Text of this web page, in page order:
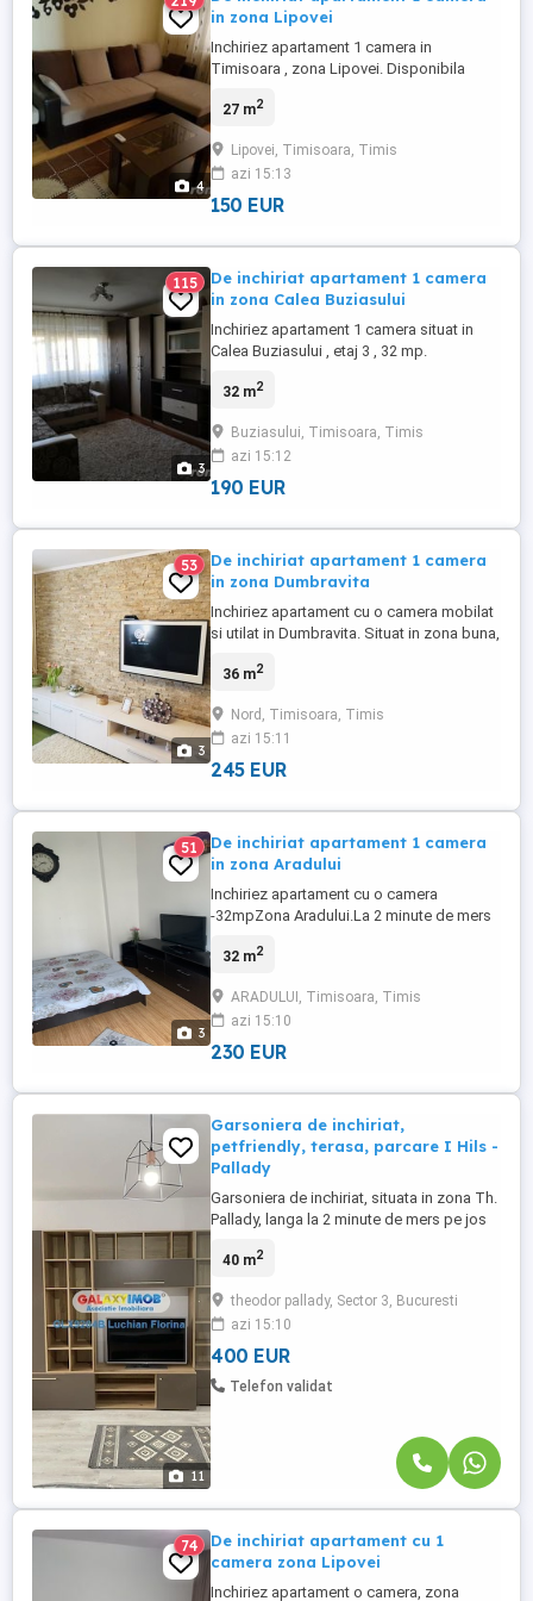
4
in zona Lipovei
Inchiriez apartament 1 camera in
Timisoara , zona Lipovei. Disponibila
etajul 2 avand o suprafata de 27 mp.
anunt!
27 m2
Lipovei, Timisoara, Timis
azi 15:13
150 EUR
3
115
De inchiriat apartament 1 camera
in zona Calea Buziasului
Inchiriez apartament 1 camera situat in
Calea Buziasului , etaj 3 , 32 mp.
complet mobilat cu toate cele necesare
32 m2
Buziasului, Timisoara, Timis
azi 15:12
190 EUR
3
53
De inchiriat apartament 1 camera
in zona Dumbravita
Inchiriez apartament cu o camera mobilat
si utilat in Dumbravita. Situat in zona buna,
transport. Fara animale de companie. Mai
etaj 3
36 m2
Nord, Timisoara, Timis
azi 15:11
245 EUR
3
51
De inchiriat apartament 1 camera
in zona Aradului
Inchiriez apartament cu o camera
-32mpZona Aradului.La 2 minute de mers
Timisoara.Apartamentul este
bloc turn Hol Baie Bucatarie
CameraUtilitati: Tv Smart Frigider Cuptor
cu microunde Masina de spalat
32 m2
ARADULUI, Timisoara, Timis
azi 15:10
230 EUR
11
Garsoniera de inchiriat,
petfriendly, terasa, parcare I Hils -
Pallady
Garsoniera de inchiriat, situata in zona Th.
Pallady, langa la 2 minute de mers pe jos
este ideala pentru cei care cauta o locatie
de transport in comun, restaurante,
cafenele, scoli, piete, parcuri,
supermarketuri, ...
40 m2
theodor pallady, Sector 3, Bucuresti
azi 15:10
400 EUR
Telefon validat
74
De inchiriat apartament cu 1
camera zona Lipovei
Inchiriez apartament o camera, zona